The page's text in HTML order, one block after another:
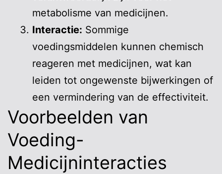
metabolisme van medicijnen.
Interactie: Sommige
voedingsmiddelen kunnen chemisch
reageren met medicijnen, wat kan
leiden tot ongewenste bijwerkingen of
een vermindering van de effectiviteit.
Voorbeelden van
Voeding-
Medicijninteracties